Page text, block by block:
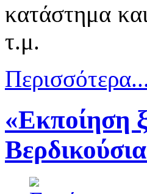
κατάστημα
τ.μ.
«Εκποίηση